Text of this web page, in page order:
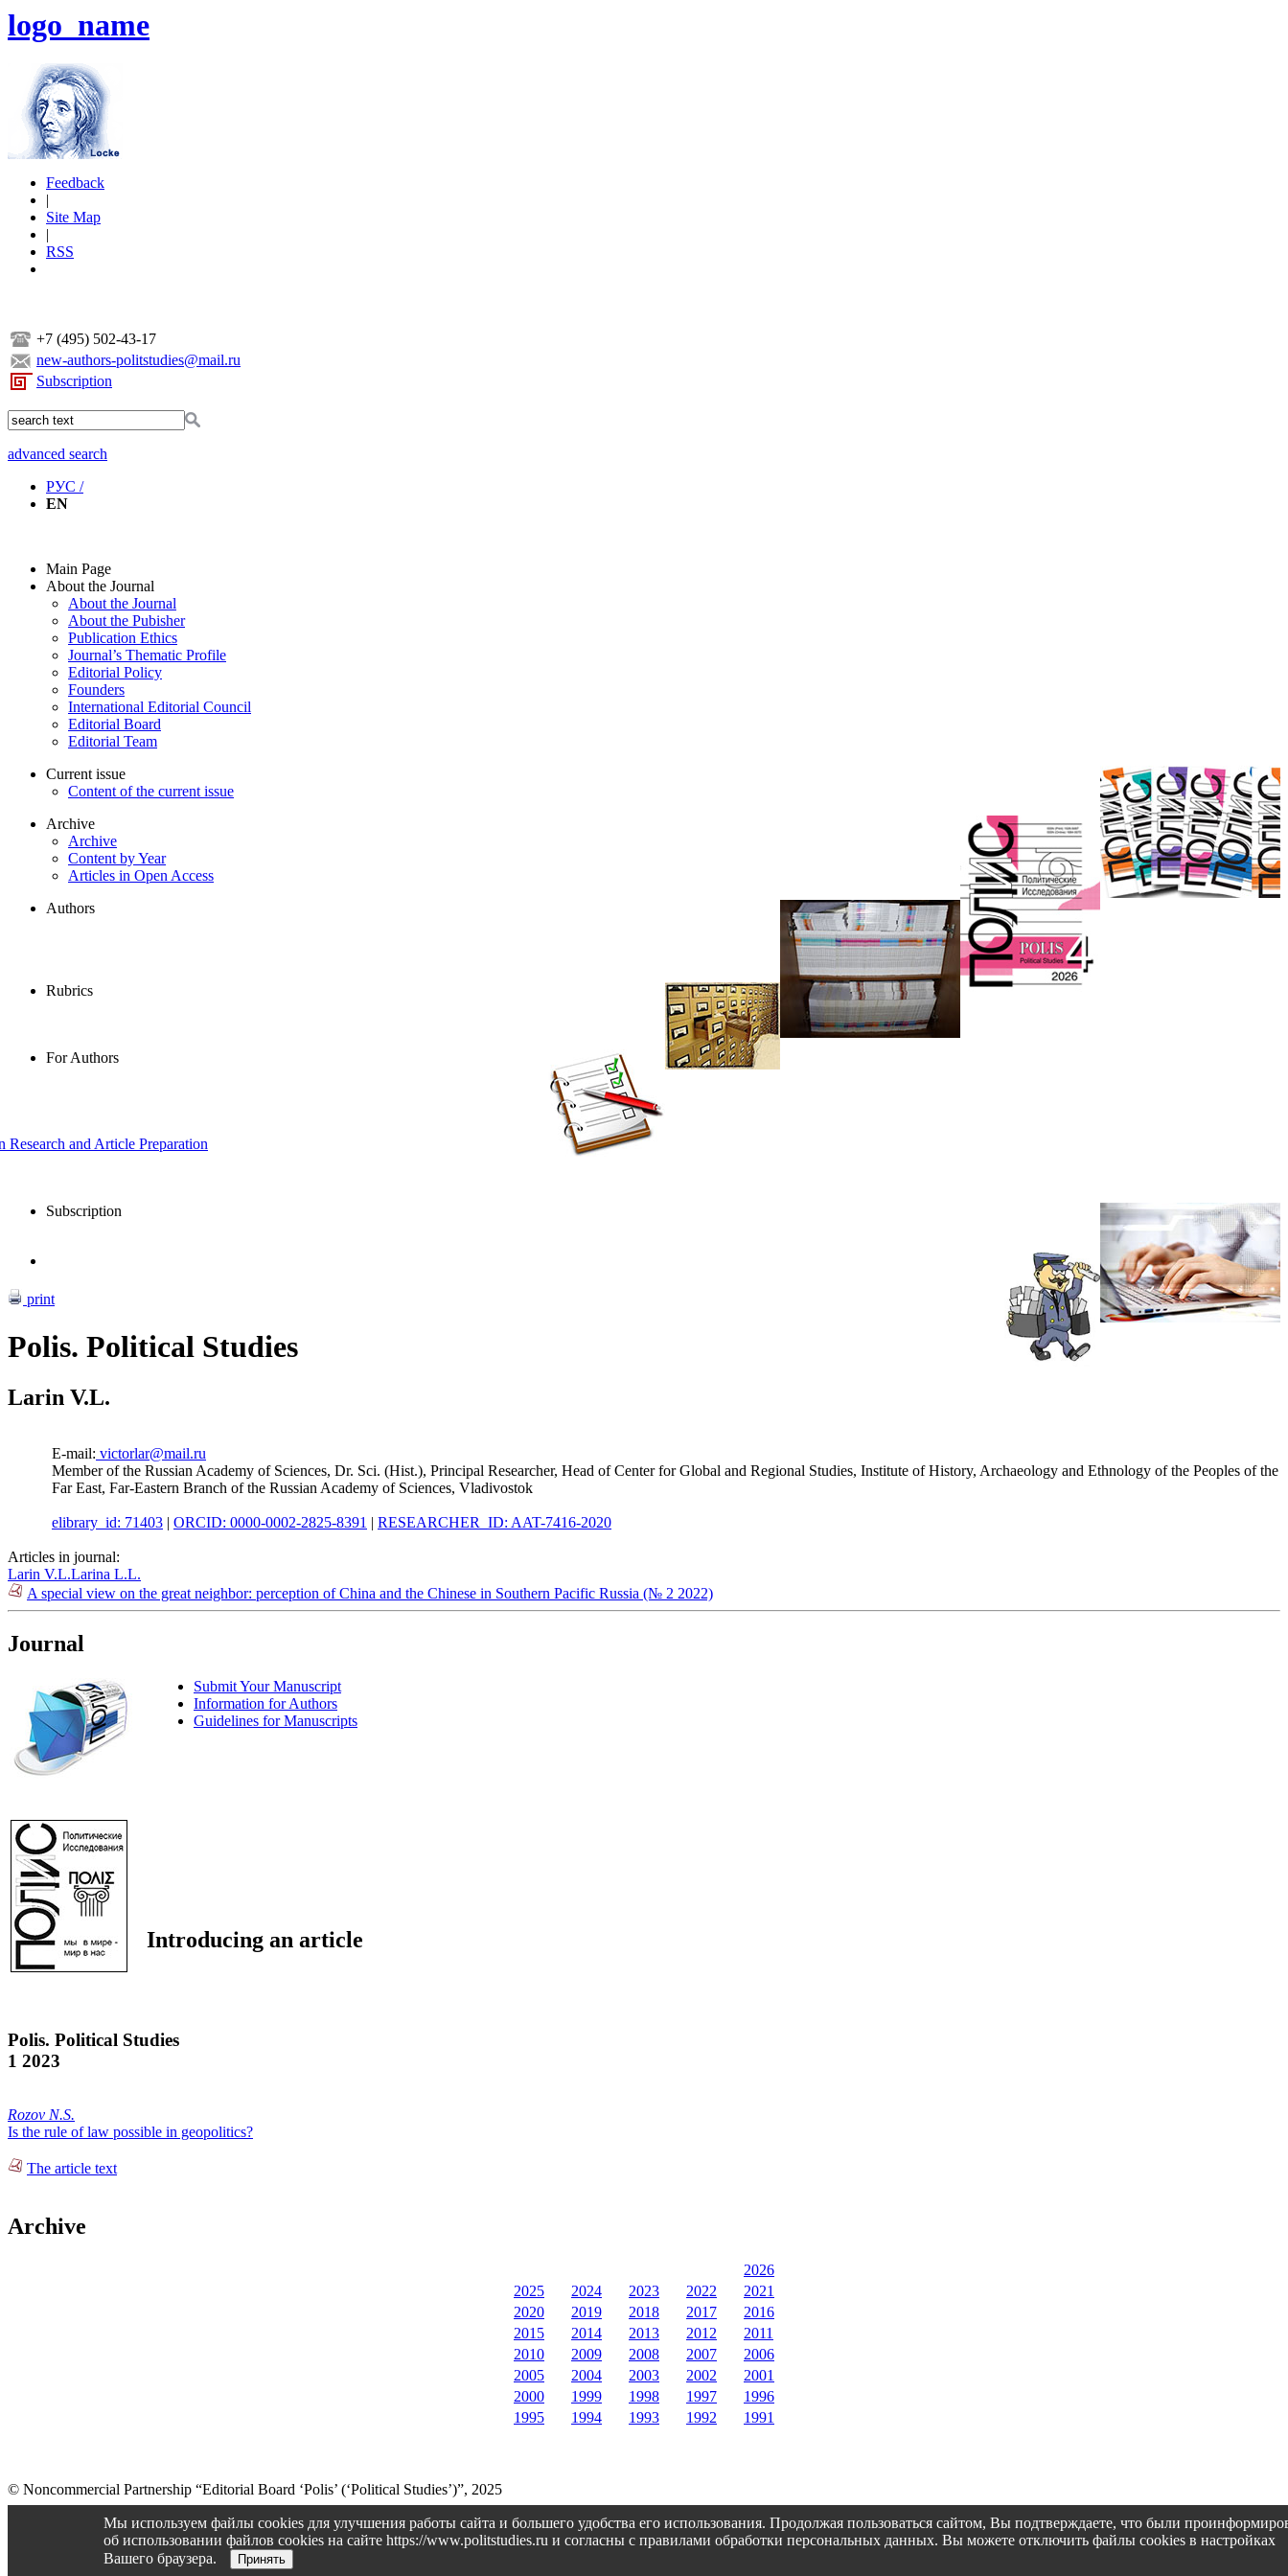
logo_name
Feedback
|
Site Map
|
RSS
+7 (495) 502-43-17
new-authors-politstudies@mail.ru
Subscription
advanced search
РУС /
EN
Main Page
About the Journal
About the Journal
About the Pubisher
Publication Ethics
Journal’s Thematic Profile
Editorial Policy
Founders
International Editorial Council
Editorial Board
Editorial Team
Current issue
Content of the current issue
Archive
Archive
Content by Year
Articles in Open Access
Authors
Rubrics
For Authors
and Article Preparation
Subscription
print
Polis. Political Studies
Larin V.L.
E-mail: victorlar@mail.ru
Member of the Russian Academy of Sciences, Dr. Sci. (Hist.), Principal Researcher, Head of Center for Global and Regional Studies, Institute of History, Archaeology and Ethnology of the Peoples of the
Far East, Far-Eastern Branch of the Russian Academy of Sciences, Vladivostok
elibrary_id: 71403 | ORCID: 0000-0002-2825-8391 | RESEARCHER_ID: AAT-7416-2020
Articles in journal:
Larin V.L.Larina L.L.
A special view on the great neighbor: perception of China and the Chinese in Southern Pacific Russia (№ 2 2022)
Journal
Submit Your Manuscript
Information for Authors
Guidelines for Manuscripts
Introducing an article
Polis. Political Studies
1 2023
Rozov N.S.
Is the rule of law possible in geopolitics?
The article text
Archive
2026
2025
2024 2023 2022
2021
2020
2019 2018 2017
2016
2015
2014 2013 2012
2011
2010
2009 2008 2007
2006
2005
2004 2003 2002
2001
2000
1999 1998 1997
1996
1995
1994 1993 1992 1991
© Noncommercial Partnership “Editorial Board ‘Polis’ (‘Political Studies’)”, 2025
Мы используем файлы cookies для улучшения работы сайта и большего удобства его использования. Продолжая пользоваться сайтом, Вы подтверждаете, что были
об использовании файлов cookies на сайте https://www.politstudies.ru и согласны с правилами обработки персональных данных. Вы можете отключить файлы cookies в настройках
Вашего браузера.
Принять